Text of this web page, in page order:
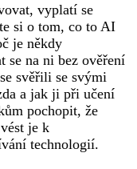
vyplatí se
si o tom, co to AI
je někdy
se na ni bez ověření
svěřili se svými
a jak ji při učení
pochopit, že
je k
technologií.